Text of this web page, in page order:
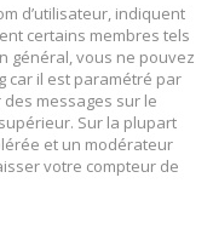
d’utilisateur, indiquent
certains membres tels
général, vous ne pouvez
car il est paramétré par
messages sur le
Sur la plupart
et un modérateur
votre compteur de